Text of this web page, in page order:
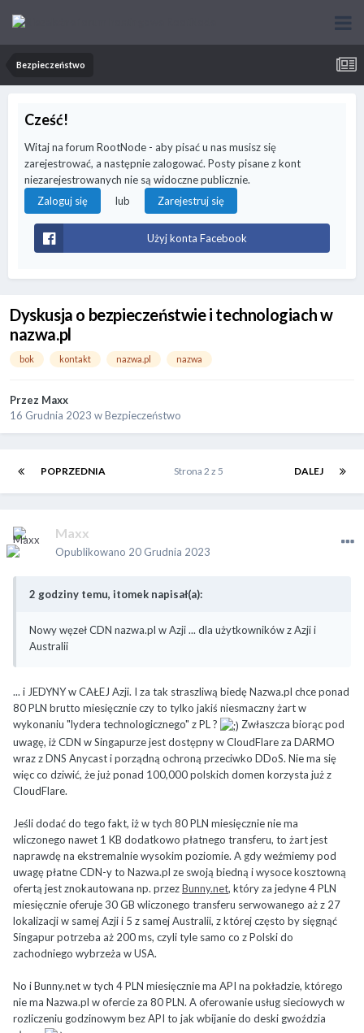
Bezpieczeństwo
Cześć!
Witaj na forum RootNode - aby pisać u nas musisz się
zarejestrować, a następnie zalogować. Posty pisane z kont
niezarejestrowanych nie są widoczne publicznie.
Zaloguj się
lub Zarejestruj się
Użyj konta Facebook
Dyskusja o bezpieczeństwie i technologiach w
nazwa.pl
bok kontakt nazwa.pl nazwa
Przez Maxx
16 Grudnia 2023 wBezpieczeństwo
POPRZEDNIA DALEJ
Strona 2 z 5
Maxx
Opublikowano 20 Grudnia 2023
2 godziny temu, itomek napisał(a):
Nowy węzeł CDN nazwa.pl w Azji ... dla użytkowników z Azji i
Australii
... i JEDYNY w CAŁEJ Azji. I za tak straszliwą biedę Nazwa.pl chce ponad
80 PLN brutto miesięcznie czy to tylko jakiś niesmaczny żart w
wykonaniu "lydera technologicznego" z PL ?
Zwłaszcza biorąc pod
uwagę, iż CDN w Singapurze jest dostępny w CloudFlare za DARMO
wraz z DNS Anycast i porządną ochroną przeciwko DDoS. Nie ma się
więc co dziwić, że już ponad 100,000 polskich domen korzysta już z
CloudFlare.
Jeśli dodać do tego fakt, iż w tych 80 PLN miesięcznie nie ma
wliczonego nawet 1 KB dodatkowo płatnego transferu, to żart jest
naprawdę na ekstremalnie wysokim poziomie. A gdy weźmiemy pod
uwagę płatne CDN-y to Nazwa.pl ze swoją biedną i wysoce kosztowną
ofertą jest znokautowana np. przezBunny.net, który za jedyne 4 PLN
miesięcznie oferuje 30 GB wliczonego transferu serwowanego aż z 27
lokalizacji w samej Azji i 5 z samej Australii, z której często by sięgnąć
Singapur potrzeba aż 200 ms, czyli tyle samo co z Polski do
zachodniego wybrzeża w USA.
No i Bunny.net w tych 4 PLN miesięcznie ma API na pokładzie, którego
nie ma Nazwa.pl w ofercie za 80 PLN. A oferowanie usług sieciowych w
rozliczeniu godzinowym bez API to jak wbijanie do deski gwoździa